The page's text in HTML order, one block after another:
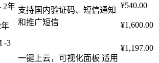
2年 支持国内验证码、短信通知
和推广短信
¥540.00
年 ¥1,600.00
-3
一键上云，可视化面板 适用
¥1,197.00